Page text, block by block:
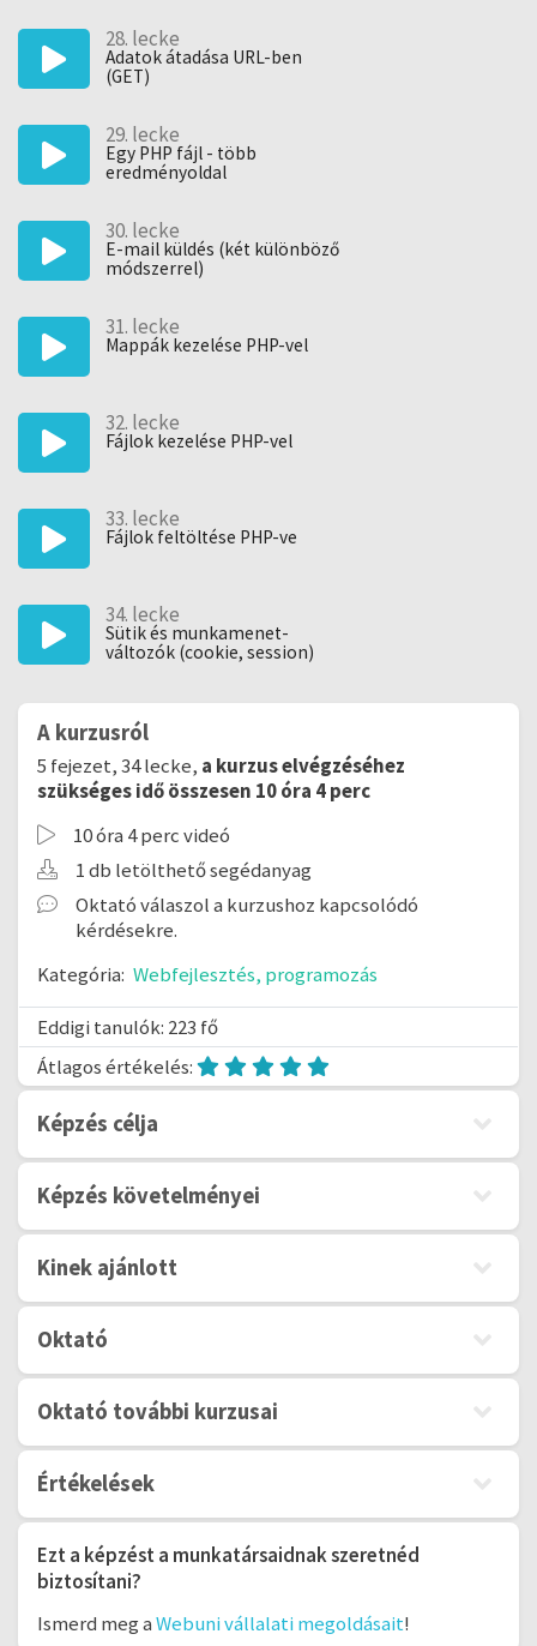
28. lecke
Adatok átadása URL-ben
(GET)
29. lecke
Egy PHP fájl - több
eredményoldal
30. lecke
E-mail küldés (két különböző
módszerrel)
31. lecke
Mappák kezelése PHP-vel
32. lecke
Fájlok kezelése PHP-vel
33. lecke
Fájlok feltöltése PHP-ve
34. lecke
Sütik és munkamenet-
változók (cookie, session)
A kurzusról
5 fejezet, 34 lecke, a kurzus elvégzéséhez
szükséges idő összesen 10 óra 4 perc
10 óra 4 perc videó
1 db letölthető segédanyag
Oktató válaszol a kurzushoz kapcsolódó
kérdésekre.
Kategória: Webfejlesztés, programozás
Eddigi tanulók: 223 fő
Átlagos értékelés:
Képzés célja
Képzés követelményei
Kinek ajánlott
Oktató
Oktató további kurzusai
Értékelések
Ezt a képzést a munkatársaidnak szeretnéd
biztosítani?
Ismerd meg aWebuni vállalati megoldásait!